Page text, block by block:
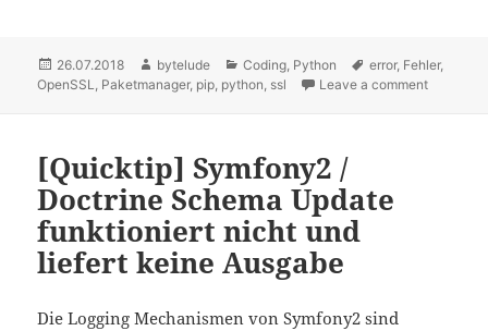
Posted
on
26.07.2018 Author
bytelude Categories
Coding Python Tags
error, Fehler,
OpenSSL
Paketmanager, pip python ssl Leave a comment
[Quicktip] Symfony2 /
Doctrine Schema Update
funktioniert nicht und
liefert keine Ausgabe
Die Logging Mechanismen von Symfony2 sind